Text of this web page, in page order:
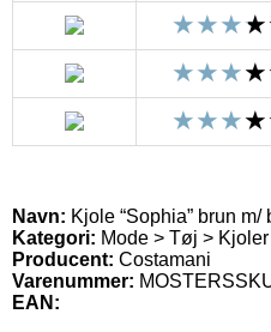
Navn: Kjole “Sophia” brun
Kategori: Mode > Tøj >
Producent: Costamani
Varenummer:
EAN: